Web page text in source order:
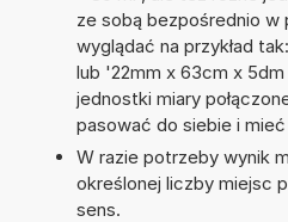
ze sobą bezpośrednio w
wyglądać na przykład
lub '22mm x 63cm x
jednostki miary
pasować do siebie i
W razie potrzeby wynik
określonej liczby miejsc
sens.